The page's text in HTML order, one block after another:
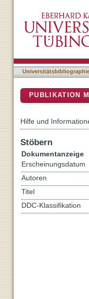
PUBLIKATION
Hilfe und
Stöbern
Dokumentanzeige
Erscheinungsdatum
Autoren
Titel
DDC-Klassifikation